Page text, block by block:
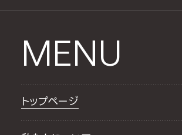
MENU
トップページ